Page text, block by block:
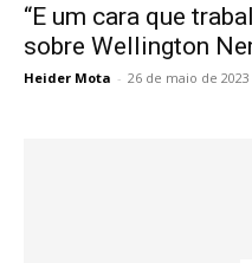
“E um cara que
sobre Wellington
Heider Mota - 26 de maio de 2023